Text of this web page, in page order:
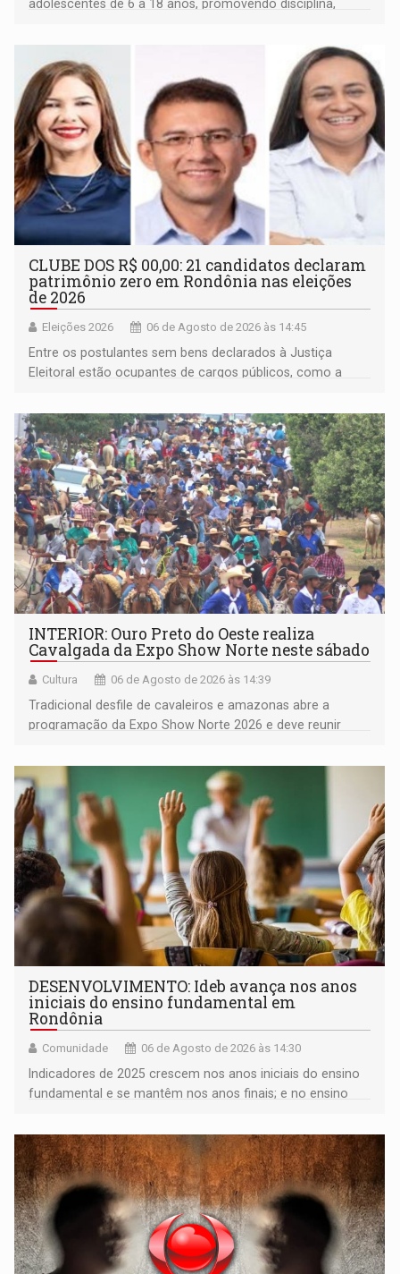
adolescentes de 6 a 18 anos, promovendo disciplina,
CLUBE DOS R$ 00,00: 21 candidatos declaram
patrimônio zero em Rondônia nas eleições
de 2026
Eleições 2026 06 de Agosto de 2026 às 14:45
Entre os postulantes sem bens declarados à Justiça
Eleitoral estão ocupantes de cargos públicos, como a
Pedro Geovar (PP) e a vice-prefeita Magna dos Anjos
(NOVO)
INTERIOR: Ouro Preto do Oeste realiza
Cavalgada da Expo Show Norte neste sábado
Cultura 06 de Agosto de 2026 às 14:39
Tradicional desfile de cavaleiros e amazonas abre a
programação da Expo Show Norte 2026 e deve reunir
DESENVOLVIMENTO: Ideb avança nos anos
iniciais do ensino fundamental em
Rondônia
Comunidade 06 de Agosto de 2026 às 14:30
Indicadores de 2025 crescem nos anos iniciais do ensino
fundamental e se mantêm nos anos finais; e no ensino